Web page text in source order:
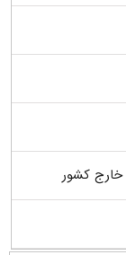
کشور